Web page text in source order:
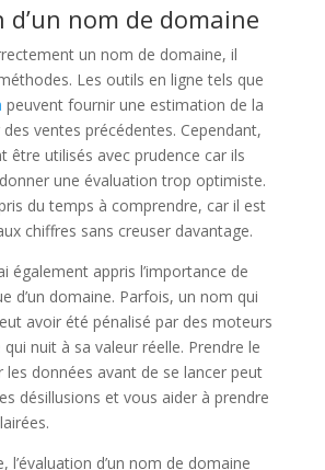
d’un nom de domaine
un nom de domaine, il
Les outils en ligne tels que
peuvent fournir une estimation de la
ventes précédentes. Cependant,
être utilisés avec prudence car ils
une évaluation trop optimiste.
du temps à comprendre, car il est
chiffres sans creuser davantage.
également appris l’importance de
d’un domaine. Parfois, un nom qui
avoir été pénalisé par des moteurs
nuit à sa valeur réelle. Prendre le
les données avant de se lancer peut
désillusions et vous aider à prendre
l’évaluation d’un nom de domaine